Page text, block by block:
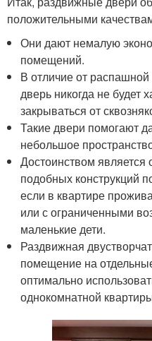
положительными
Они дают немалую
помещений.
В отличие от
дверь никогда не будет
закрываться от
Такие двери помогают
небольшое
Достоинством является
подобных конструкций
если в квартире
или с ограниченными
маленькие дети.
Раздвижная
помещение на
оптимально
однокомнатной